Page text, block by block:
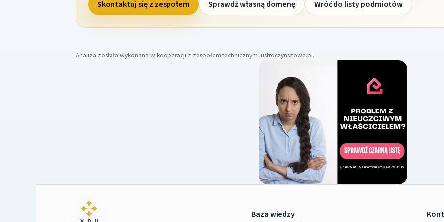
Skontaktuj się z zespołem Sprawdź własną domenę Wróć do listy podmiotów
Analiza została wykonana w kooperacji z zespołem technicznym lustroczynszowe.pl.
Baza wiedzy